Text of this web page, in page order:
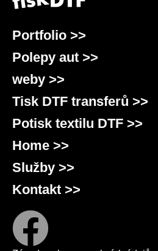
Portfolio >>
Polepy aut >>
weby >>
Tisk DTF transferů >>
Potisk textilu DTF >>
Home >>
Služby >>
Kontakt >>